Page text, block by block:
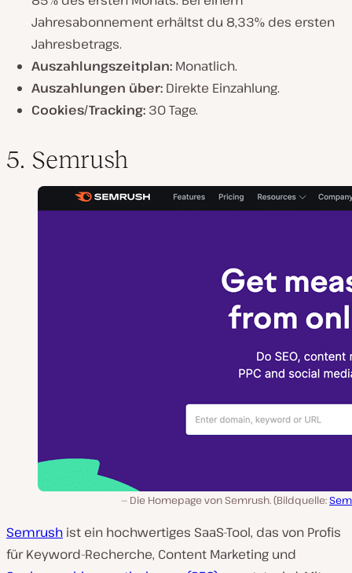
Jahresabonnement erhältst du 8,33% des ersten
Jahresbetrags.
Auszahlungszeitplan: Monatlich.
Auszahlungen über: Direkte Einzahlung.
Cookies/Tracking: 30 Tage.
5. Semrush
Die Homepage von Semrush. (Bildquelle:
Semrush ist ein hochwertiges SaaS-Tool, das von Profis
für Keyword-Recherche, Content Marketing und